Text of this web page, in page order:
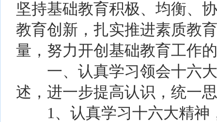
坚持基础教育积极、均衡、
教育创新，扎实推进素质教
量，努力开创基础教育工作
一、认真学习领会十六大
述，进一步提高认识，统一
1、认真学习十六大精神